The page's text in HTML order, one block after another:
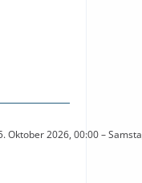
2026, 00:00 –